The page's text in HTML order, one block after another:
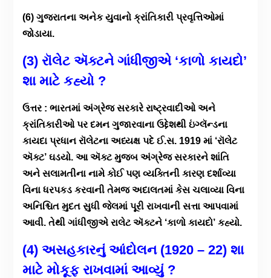
(6) ગુજરાતના અનેક યુવાનો ક્રાંતિકારી પ્રવૃત્તિઓમાં
જોડાયા.
(3) રૉલેટ ઍક્ટને ગાંધીજીએ ‘કાળો કાયદો’
શા માટે કહ્યો ?
ઉત્તર : ભારતમાં અંગ્રેજ સરકારે રાષ્ટ્રવાદીઓ અને
ક્રાંતિકારીઓ પર દમન ગુજારવાના ઉદ્દેશથી ઇંગ્લૅન્ડના
કાયદા પ્રધાન રૉલેટના અધ્યક્ષ પદે ઈ.સ. 1919 માં ‘રૉલેટ
ઍક્ટ’ ઘડયો. આ ઍક્ટ મુજબ અંગ્રેજ સરકારને શાંતિ
અને સલામતીના નામે કોઈ પણ વ્યક્તિની કારણ દર્શાવ્યા
વિના ધરપકડ કરવાની તેમજ અદાલતમાં કેસ ચલાવ્યા વિના
અનિશ્ચિત મુદત સુધી જેલમાં પૂરી રાખવાની સત્તા આપવામાં
આવી. તેથી ગાંધીજીએ રાલેટ ઍક્ટને ‘કાળો કાયદો’ કહ્યો.
(4) અસહકારનું આંદોલન (1920 – 22) શા
માટે મોકૂફ રાખવામાં આવ્યું ?